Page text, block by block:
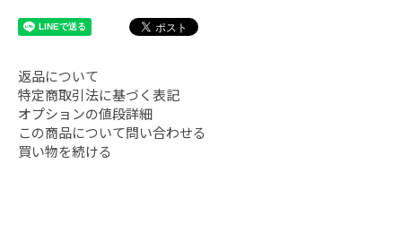
返品について
特定商取引法に基づく表記
オプションの値段詳細
この商品について問い合わせる
買い物を続ける